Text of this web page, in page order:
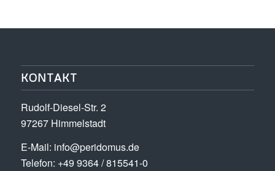
KONTAKT
Rudolf-Diesel-Str. 2
97267 Himmelstadt
E-Mail: info@peridomus.de
Telefon: +49 9364 / 815541-0